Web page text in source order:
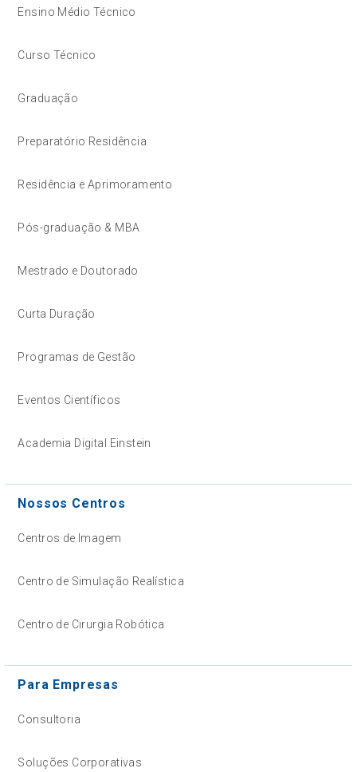
Ensino Médio Técnico
Curso Técnico
Graduação
Preparatório Residência
Residência e Aprimoramento
Pós-graduação & MBA
Mestrado e Doutorado
Curta Duração
Programas de Gestão
Eventos Científicos
Academia Digital Einstein
Nossos Centros
Centros de Imagem
Centro de Simulação Realística
Centro de Cirurgia Robótica
Para Empresas
Consultoria
Soluções Corporativas